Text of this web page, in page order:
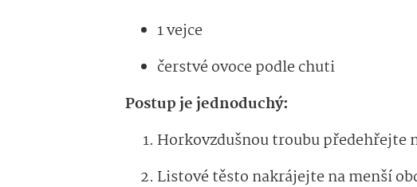
1 vejce
čerstvé ovoce podle chuti
Postup je jednoduchý:
Horkovzdušnou troubu předehřejte
Listové těsto nakrájejte na menší